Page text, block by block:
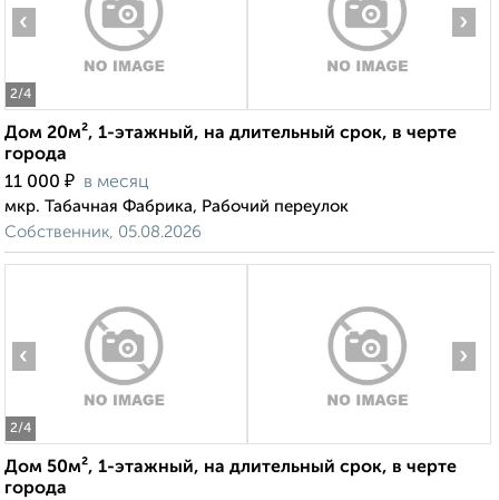
2/4
‹ ›
Дом 20м², 1-этажный, на длительный срок, в черте
города
11 000 ₽ в месяц
мкр. Табачная Фабрика, Рабочий переулок
Собственник, 05.08.2026
2/4
‹ ›
Дом 50м², 1-этажный, на длительный срок, в черте
города